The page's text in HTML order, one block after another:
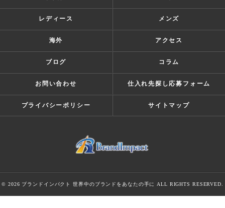
レディース メンズ
海外 アクセス
ブログ コラム
お問い合わせ 仕入れ先探し応募フォーム
プライバシーポリシー サイトマップ
© 2026 ブランドインパクト 世界中のブランドをあなたの手に ALL RIGHTS RESERVED.